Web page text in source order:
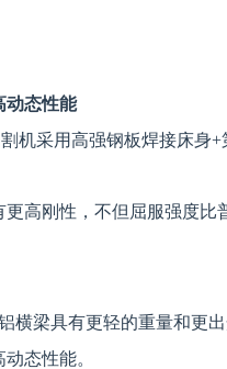
动态性能
机采用高强钢板焊接床身
高刚性，不但屈服强度比
横梁具有更轻的重量和更
态性能。